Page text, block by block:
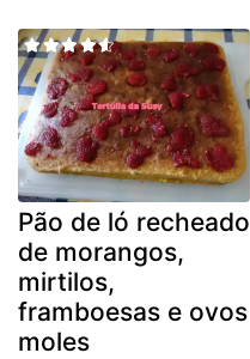
Pão de ló recheado
de morangos,
mirtilos,
framboesas e ovos
moles